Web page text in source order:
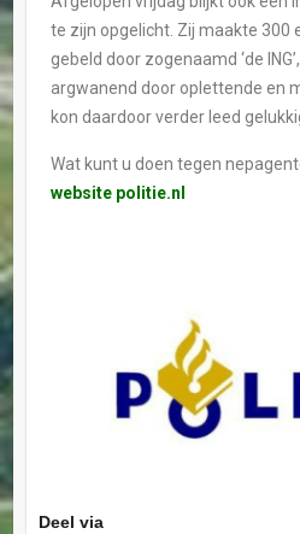
te zijn opgelicht. Zij maakte 300
gebeld door zogenaamd ‘de
argwanend door oplettende en
kon daardoor verder leed
Wat kunt u doen tegen
website politie.nl
Deel via